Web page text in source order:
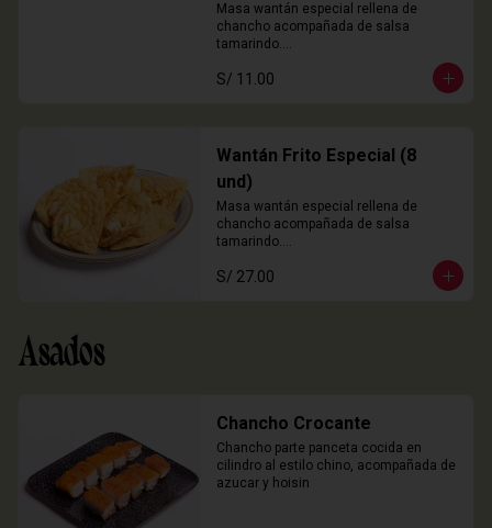
Masa wantán especial rellena de
chancho acompañada de salsa
tamarindo.
S/ 11.00
Wantán Frito Especial (8
und)
Masa wantán especial rellena de
chancho acompañada de salsa
tamarindo.
S/ 27.00
Asados
Chancho Crocante
Chancho parte panceta cocida en
cilindro al estilo chino, acompañada de
azucar y hoisin